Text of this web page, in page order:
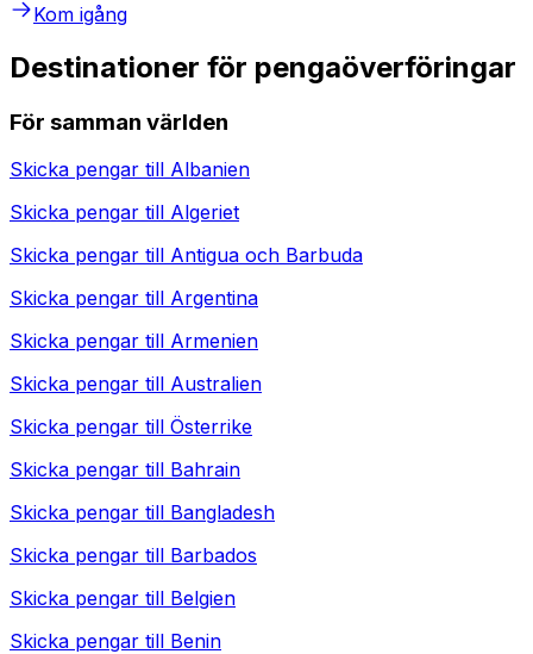
Kom igång
Destinationer för pengaöverföringar
För samman världen
Skicka pengar till Albanien
Skicka pengar till Algeriet
Skicka pengar till Antigua och Barbuda
Skicka pengar till Argentina
Skicka pengar till Armenien
Skicka pengar till Australien
Skicka pengar till Österrike
Skicka pengar till Bahrain
Skicka pengar till Bangladesh
Skicka pengar till Barbados
Skicka pengar till Belgien
Skicka pengar till Benin